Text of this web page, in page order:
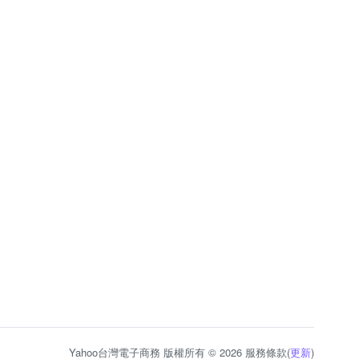
Yahoo台灣電子商務 版權所有 © 2026 服務條款(更新)